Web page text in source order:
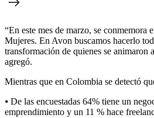
“En este mes de marzo, se conmemora
Mujeres. En Avon buscamos hacerlo
transformación de quienes se animaron
agregó.
Mientras que en Colombia se detectó
⦁ De las encuestadas 64% tiene un
emprendimiento y un 11 % hace